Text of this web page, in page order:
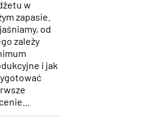
w
zapasie.
od
zależy
i jak